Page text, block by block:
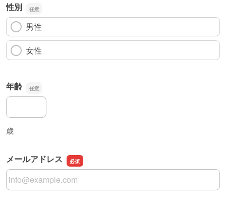
性別
男性
女性
年齢
年齢
歳
メールアドレス
メールアドレス